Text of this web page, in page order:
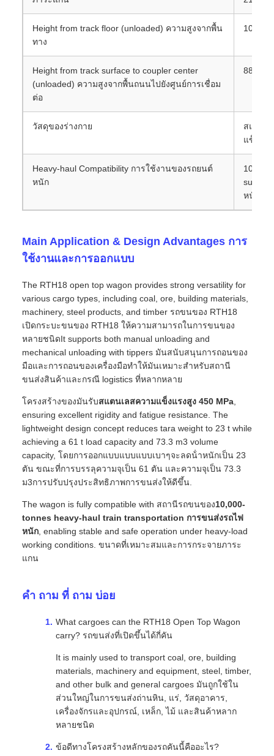
Height from track floor (unloaded) ความสูงจากพื้น
ทาง
1082 มิ
Height from track surface to coupler center
(unloaded) ความสูงจากพื้นถนนไปยังศูนย์การเชื่อม
ต่อ
880 มม.
วัสดุของร่างกาย
สแตนเ
แข็งแร
Heavy‐haul Compatibility การใช้งานของรถยนต์
หนัก
หนัก
Main Application & Design Advantages การ
ใช้งานและการออกแบบ
The RTH18 open top wagon provides strong versatility for
various cargo types, including coal, ore, building materials,
machinery, steel products, and timber รถขนของ RTH18
เปิดกระบะขนของ RTH18 ให้ความสามารถในการขนของ
หลายชนิดIt supports both manual unloading and
mechanical unloading with tippers มันสนับสนุนการถอนของ
มือและการถอนของเครื่องมือทําให้มันเหมาะสําหรับสถานี
ขนส่งสินค้าและกรณี logistics ที่หลากหลาย
โครงสร้างของมันรับสแตนเลสความแข็งแรงสูง 450 MPa
ensuring excellent rigidity and fatigue resistance. The
lightweight design concept reduces tara weight to 23 t while
achieving a 61 t load capacity and 73.3 m3 volume
capacity, โดยการออกแบบแบบแบบเบาๆจะลดน้ําหนักเป็น 23
ตัน ขณะที่การบรรลุความจุเป็น 61 ตัน และความจุเป็น 73.3
ม3การปรับปรุงประสิทธิภาพการขนส่งให้ดีขึ้น.
The wagon is fully compatible with สถานีรถขนของ10,000-
tonnes heavy-haul train transportation การขนส่งรถไฟ
หนัก , enabling stable and safe operation under heavy‐load
working conditions. ขนาดที่เหมาะสมและการกระจายภาระ
แกน
คํา ถาม ที่ ถาม บ่อย
What cargoes can the RTH18 Open Top Wagon
carry? รถขนส่งที่เปิดขึ้นได้กี่คัน
It is mainly used to transport coal, ore, building
materials, machinery and equipment, steel, timber,
and other bulk and general cargoes มันถูกใช้ใน
ส่วนใหญ่ในการขนส่งถ่านหิน, แร่, วัสดุอาคาร,
เครื่องจักรและอุปกรณ์, เหล็ก, ไม้ และสินค้าหลาก
หลายชนิด
ข้อดีทางโครงสร้างหลักของรถคันนี้คืออะไร?